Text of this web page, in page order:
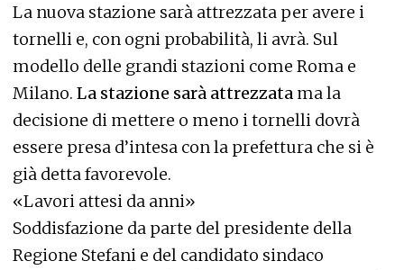
La nuova stazione sarà attrezzata per avere i
tornelli e, con ogni probabilità, li avrà. Sul
modello delle grandi stazioni come Roma e
Milano. La stazione sarà attrezzata ma la
decisione di mettere o meno i tornelli dovrà
essere presa d’intesa con la prefettura che si è
già detta favorevole.
«Lavori attesi da anni»
Soddisfazione da parte del presidente della
Regione Stefani e del candidato sindaco